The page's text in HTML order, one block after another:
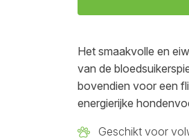
Het smaakvolle en
van de
bovendien voor een
energierijke
Geschikt voor